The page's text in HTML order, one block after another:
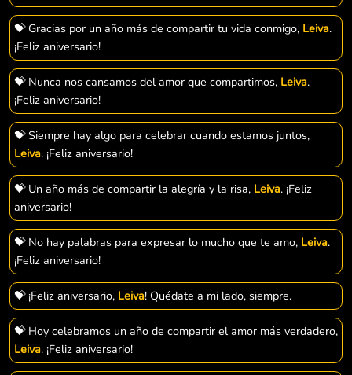
💝 Gracias por un año más de compartir tu vida conmigo, Leiva.
¡Feliz aniversario!
💝 Nunca nos cansamos del amor que compartimos, Leiva.
¡Feliz aniversario!
💝 Siempre hay algo para celebrar cuando estamos juntos,
Leiva. ¡Feliz aniversario!
💝 Un año más de compartir la alegría y la risa, Leiva. ¡Feliz
aniversario!
💝 No hay palabras para expresar lo mucho que te amo, Leiva.
¡Feliz aniversario!
💝 ¡Feliz aniversario, Leiva! Quédate a mi lado, siempre.
💝 Hoy celebramos un año de compartir el amor más verdadero,
Leiva. ¡Feliz aniversario!